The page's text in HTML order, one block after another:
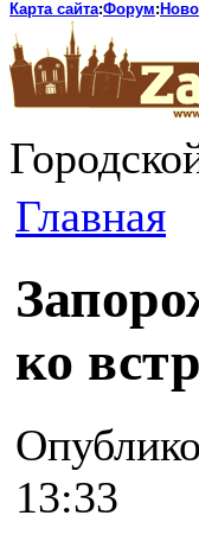
Карта сайта:Форум:
Главная
ко
13:33